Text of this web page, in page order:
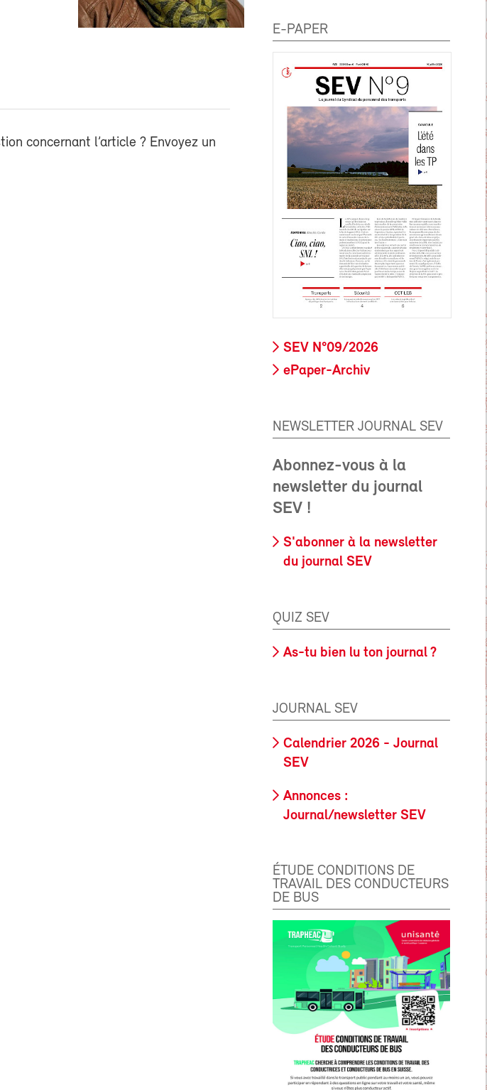
concernant l’article ? Envoyez un
E-PAPER
SEV N°09/2026
ePaper-Archiv
NEWSLETTER JOURNAL SEV
Abonnez-vous à la
newsletter du journal
SEV !
S'abonner à la newsletter
du journal SEV
QUIZ SEV
As-tu bien lu ton journal ?
JOURNAL SEV
Calendrier 2026 - Journal
SEV
Annonces :
Journal/newsletter SEV
ÉTUDE CONDITIONS DE
TRAVAIL DES CONDUCTEURS
DE BUS